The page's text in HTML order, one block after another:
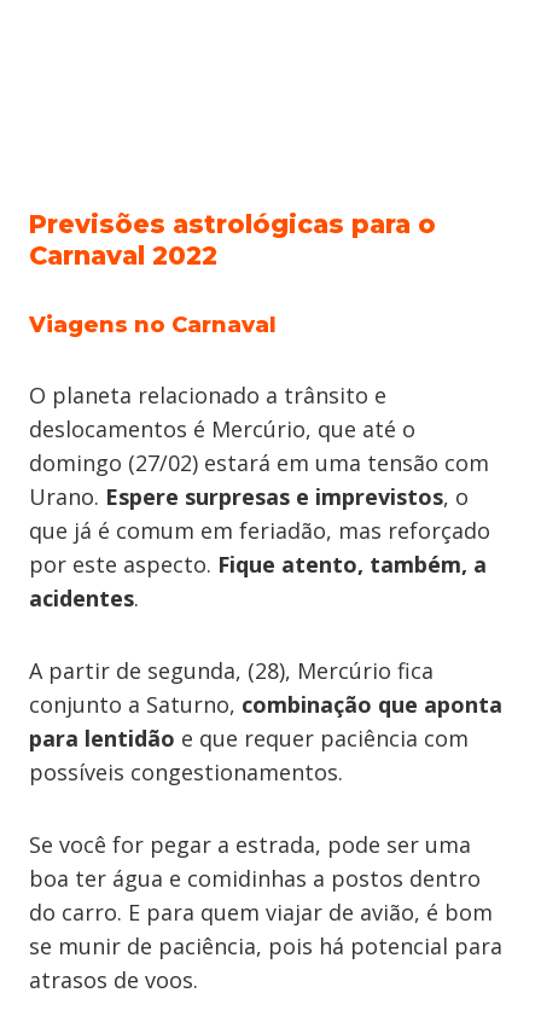
Previsões astrológicas para o
Carnaval 2022
Viagens no Carnaval
O planeta relacionado a trânsito e
deslocamentos é Mercúrio, que até o
domingo (27/02) estará em uma tensão com
Urano. Espere surpresas e imprevistos, o
que já é comum em feriadão, mas reforçado
por este aspecto. Fique atento, também, a
acidentes.
A partir de segunda, (28), Mercúrio fica
conjunto a Saturno, combinação que aponta
para lentidão e que requer paciência com
possíveis congestionamentos.
Se você for pegar a estrada, pode ser uma
boa ter água e comidinhas a postos dentro
do carro. E para quem viajar de avião, é bom
se munir de paciência, pois há potencial para
atrasos de voos.